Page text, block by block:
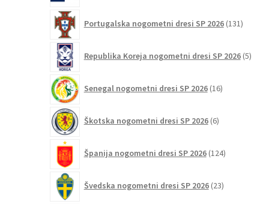
Portugalska nogometni dresi SP 2026 131
Republika Koreja nogometni dresi SP 2026 5
Senegal nogometni dresi SP 2026 16izdelkov
Škotska nogometni dresi SP 2026 6izdelkov
Španija nogometni dresi SP 2026 124izdelkov
Švedska nogometni dresi SP 2026 23izdelkov